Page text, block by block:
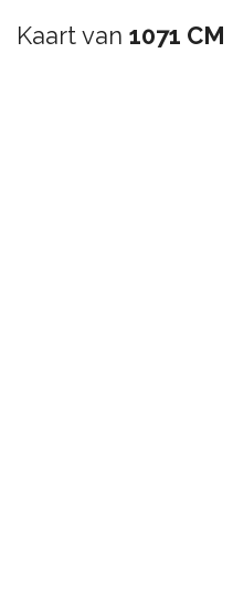
Kaart van 1071 CM